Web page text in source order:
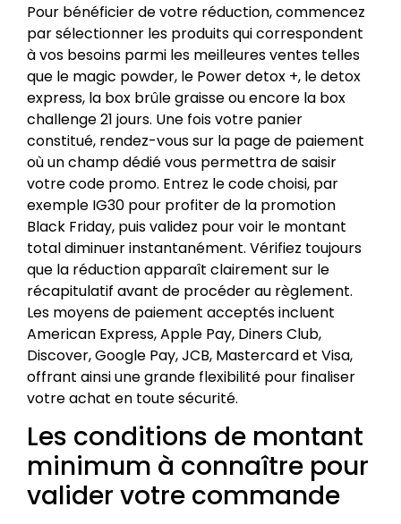
Pour bénéficier de votre réduction, commencez
par sélectionner les produits qui correspondent
à vos besoins parmi les meilleures ventes telles
que le magic powder, le Power detox +, le detox
express, la box brûle graisse ou encore la box
challenge 21 jours. Une fois votre panier
constitué, rendez-vous sur la page de paiement
où un champ dédié vous permettra de saisir
votre code promo. Entrez le code choisi, par
exemple IG30 pour profiter de la promotion
Black Friday, puis validez pour voir le montant
total diminuer instantanément. Vérifiez toujours
que la réduction apparaît clairement sur le
récapitulatif avant de procéder au règlement.
Les moyens de paiement acceptés incluent
American Express, Apple Pay, Diners Club,
Discover, Google Pay, JCB, Mastercard et Visa,
offrant ainsi une grande flexibilité pour finaliser
votre achat en toute sécurité.
Les conditions de montant
minimum à connaître pour
valider votre commande